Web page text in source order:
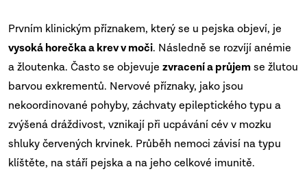
Prvním klinickým příznakem, který se u pejska objeví, je
vysoká horečka a krev v moči. Následně se rozvíjí anémie
a žloutenka. Často se objevuje zvracení a průjemse žlutou
barvou exkrementů. Nervové příznaky, jako jsou
nekoordinované pohyby, záchvaty epileptického typu a
zvýšená dráždivost, vznikají při ucpávání cév v mozku
shluky červených krvinek. Průběh nemoci závisí na typu
klíštěte, na stáří pejska a na jeho celkové imunitě.